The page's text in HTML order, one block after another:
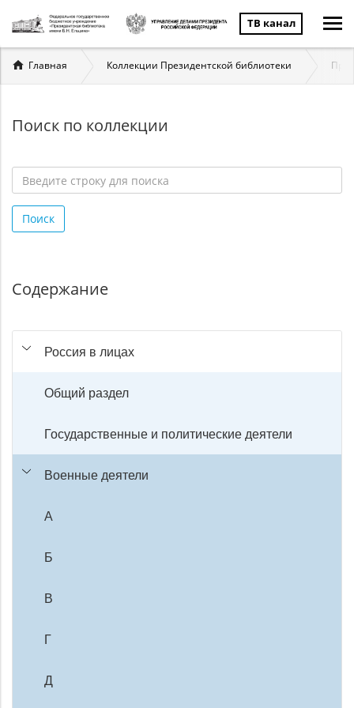
ТВ канал
Вы
здесь
Главная Коллекции Президентской библиотеки
Поиск по коллекции
строку
для
Поиск
Содержание
Россия в лицах
Общий раздел
Государственные и политические деятели
Военные деятели
А
Б
В
Г
Д